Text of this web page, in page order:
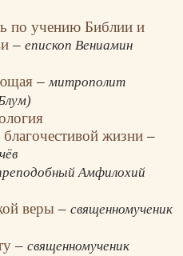
по учению Библии и
– епископ Вениамин
– митрополит
жизни–
Амфилохий
веры– священномученик
– священномученик